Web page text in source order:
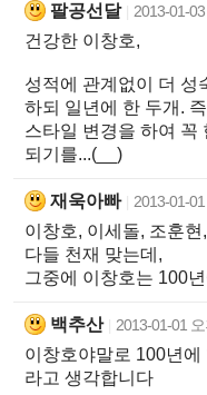
팔공선달 2013-01-
건강한 이창호,
성적에 관계없이 더 성
하되 일년에 한 두개.
스타일 변경을 하여 꼭
되기를...(__)
재욱아빠 2013-01-
이창호, 이세돌, 조훈현
다들 천재 맞는데,
그중에 이창호는 100
백추산 2013-01-01
이창호야말로 100년
라고 생각합니다